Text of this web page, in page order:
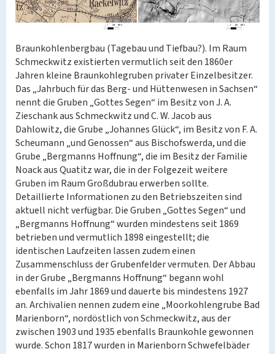
Braunkohlenbergbau (Tagebau und Tiefbau?). Im Raum
Schmeckwitz existierten vermutlich seit den 1860er
Jahren kleine Braunkohlegruben privater Einzelbesitzer.
Das „Jahrbuch für das Berg- und Hüttenwesen in Sachsen“
nennt die Gruben „Gottes Segen“ im Besitz von J. A.
Zieschank aus Schmeckwitz und C. W. Jacob aus
Dahlowitz, die Grube „Johannes Glück“, im Besitz von F. A.
Scheumann „und Genossen“ aus Bischofswerda, und die
Grube „Bergmanns Hoffnung“, die im Besitz der Familie
Noack aus Quatitz war, die in der Folgezeit weitere
Gruben im Raum Großdubrau erwerben sollte.
Detaillierte Informationen zu den Betriebszeiten sind
aktuell nicht verfügbar. Die Gruben „Gottes Segen“ und
„Bergmanns Hoffnung“ wurden mindestens seit 1869
betrieben und vermutlich 1898 eingestellt; die
identischen Laufzeiten lassen zudem einen
Zusammenschluss der Grubenfelder vermuten. Der Abbau
in der Grube „Bergmanns Hoffnung“ begann wohl
ebenfalls im Jahr 1869 und dauerte bis mindestens 1927
an. Archivalien nennen zudem eine „Moorkohlengrube Bad
Marienborn“, nordöstlich von Schmeckwitz, aus der
zwischen 1903 und 1935 ebenfalls Braunkohle gewonnen
wurde. Schon 1817 wurden in Marienborn Schwefelbäder